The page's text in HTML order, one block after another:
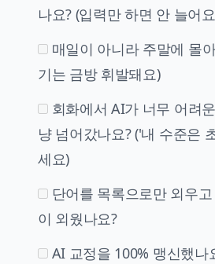
나요? (입력만 하면 안 늘어
매일이 아니라 주말에 몰
기는 금방 휘발돼요)
회화에서 AI가 너무 어려
냥 넘어갔나요? ('내 수준은
세요)
단어를 목록으로만 외우고
이 외웠나요?
AI 교정을 100% 맹신했나